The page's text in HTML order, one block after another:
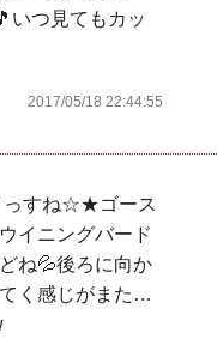
いつ見てもカッ
2017/05/18 22:44:55
っすね☆★ゴース
イニングバード
ね💦後ろに向か
く感じがまた…